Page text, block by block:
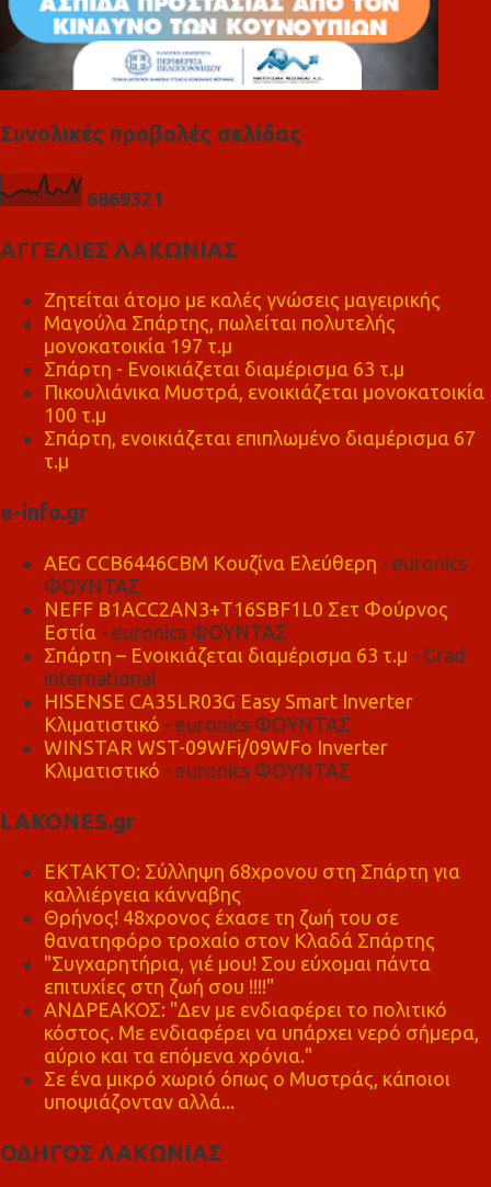
Συνολικές προβολές σελίδας
6869321
ΑΓΓΕΛΙΕΣ ΛΑΚΩΝΙΑΣ
Ζητείται άτομο με καλές γνώσεις μαγειρικής
Μαγούλα Σπάρτης, πωλείται πολυτελής
μονοκατοικία 197 τ.μ
Σπάρτη - Ενοικιάζεται διαμέρισμα 63 τ.μ
Πικουλιάνικα Μυστρά, ενοικιάζεται μονοκατοικία
100 τ.μ
Σπάρτη, ενοικιάζεται επιπλωμένο διαμέρισμα 67
τ.μ
e-info.gr
AEG CCB6446CBM Κουζίνα Ελεύθερη - euronics
ΦΟΥΝΤΑΣ
NEFF B1ACC2AN3+T16SBF1L0 Σετ Φούρνος
Εστία - euronics ΦΟΥΝΤΑΣ
Σπάρτη – Ενοικιάζεται διαμέρισμα 63 τ.μ - Grad
international
HISENSE CA35LR03G Easy Smart Inverter
Κλιματιστικό - euronics ΦΟΥΝΤΑΣ
WINSTAR WST-09WFi/09WFo Inverter
Κλιματιστικό - euronics ΦΟΥΝΤΑΣ
LAKONES.gr
ΕΚΤΑΚΤΟ: Σύλληψη 68χρονου στη Σπάρτη για
καλλιέργεια κάνναβης
Θρήνος! 48χρονος έχασε τη ζωή του σε
θανατηφόρο τροχαίο στον Κλαδά Σπάρτης
"Συγχαρητήρια, γιέ μου! Σου εύχομαι πάντα
επιτυχίες στη ζωή σου !!!!"
ΑΝΔΡΕΑΚΟΣ: "Δεν με ενδιαφέρει το πολιτικό
κόστος. Με ενδιαφέρει να υπάρχει νερό σήμερα,
αύριο και τα επόμενα χρόνια."
Σε ένα μικρό χωριό όπως ο Μυστράς, κάποιοι
υποψιάζονταν αλλά...
ΟΔΗΓΟΣ ΛΑΚΩΝΙΑΣ